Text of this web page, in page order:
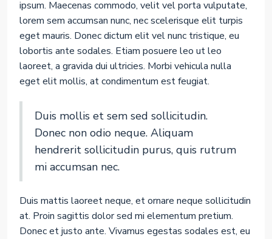
ipsum. Maecenas commodo, velit vel porta vulputate,
lorem sem accumsan nunc, nec scelerisque elit turpis
eget mauris. Donec dictum elit vel nunc tristique, eu
lobortis ante sodales. Etiam posuere leo ut leo
laoreet, a gravida dui ultricies. Morbi vehicula nulla
eget elit mollis, at condimentum est feugiat.
Duis mollis et sem sed sollicitudin.
Donec non odio neque. Aliquam
hendrerit sollicitudin purus, quis rutrum
mi accumsan nec.
Duis mattis laoreet neque, et ornare neque sollicitudin
at. Proin sagittis dolor sed mi elementum pretium.
Donec et justo ante. Vivamus egestas sodales est, eu